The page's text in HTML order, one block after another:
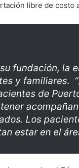
libre de costo
fundación, la
y familiares.
de
Los
estar en el